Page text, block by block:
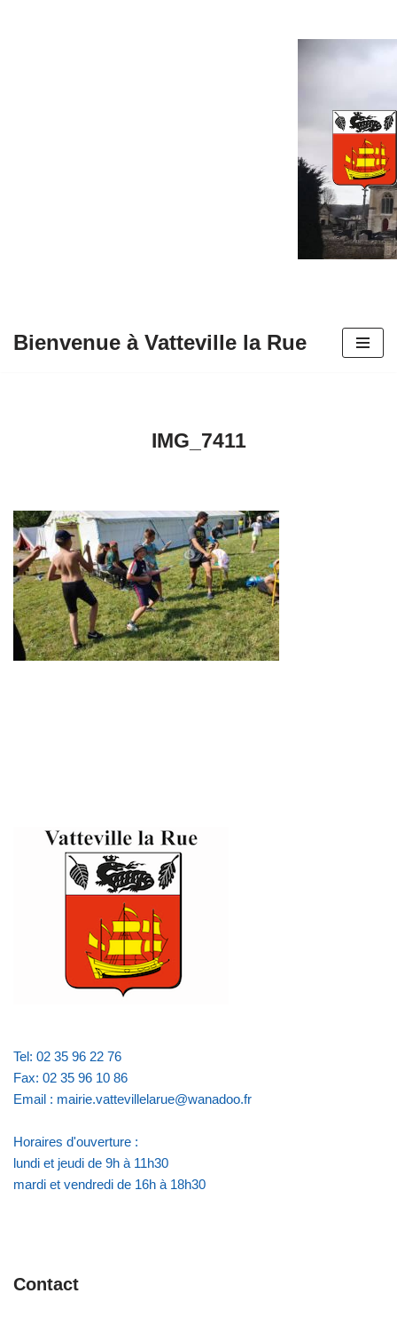
Bienvenue à Vatteville la Rue
IMG_7411
Tel: 02 35 96 22 76
Fax: 02 35 96 10 86
Email : mairie.vattevillelarue@wanadoo.fr
Horaires d'ouverture :
lundi et jeudi de 9h à 11h30
mardi et vendredi de 16h à 18h30
Contact